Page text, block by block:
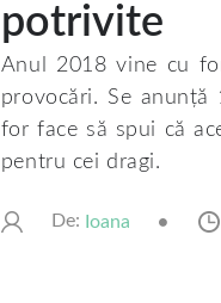
potrivite
Anul 2018 vine cu
provocări. Se
for face să spui că
pentru cei dragi.
De: Ioana